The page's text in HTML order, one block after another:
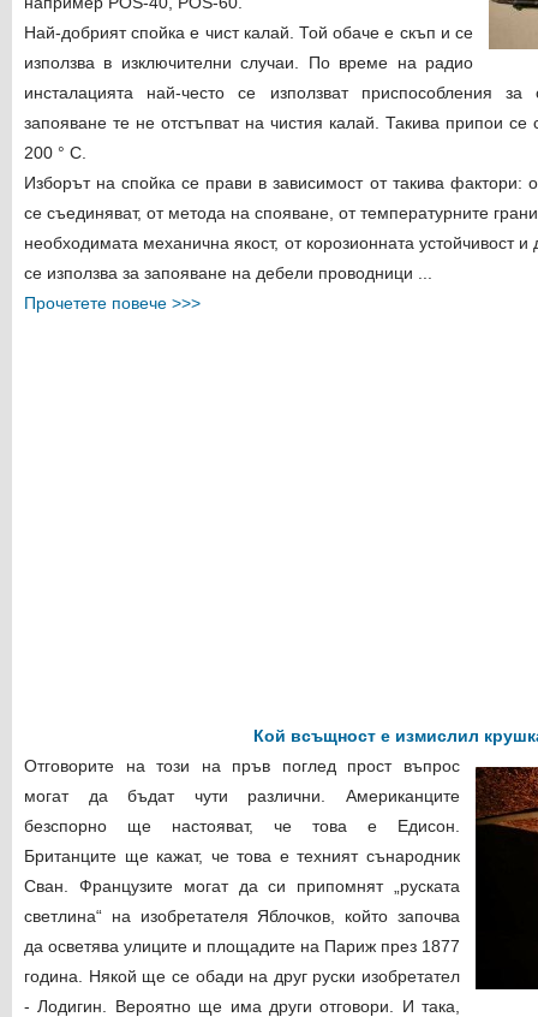
Най-добрият спойка е чист калай. Той обаче е скъп и се
използва в изключителни случаи. По време на радио
инсталацията най-често се използват приспособления
запояване те не отстъпват на чистия калай. Такива припои
200 ° С.
Изборът на спойка се прави в зависимост от такива фактори:
се съединяват, от метода на спояване, от температурните
необходимата механична якост, от корозионната устойчивост
се използва за запояване на дебели проводници ...
Прочетете повече >>>
Кой всъщност е измислил
Отговорите на този на пръв поглед прост въпрос
могат да бъдат чути различни. Американците
безспорно ще настояват, че това е Едисон.
Британците ще кажат, че това е техният сънародник
Сван. Французите могат да си припомнят „руската
светлина“ на изобретателя Яблочков, който започва
да осветява улиците и площадите на Париж през 1877
година. Някой ще се обади на друг руски изобретател
- Лодигин. Вероятно ще има други отговори. И така,